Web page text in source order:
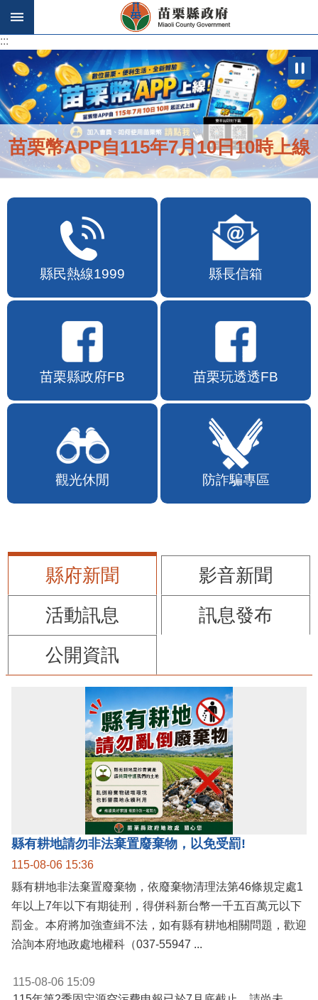
跳到主要內容區塊
:::
苗栗幣APP自115年7月10日10時上線
縣民熱線1999 縣長信箱
苗栗縣政府FB 苗栗玩透透FB
觀光休閒 防詐騙專區
縣府新聞
影音新聞
活動訊息
訊息發布
公開資訊
縣有耕地請勿非法棄置廢棄物，以免受罰!
115-08-06 15:36
縣有耕地非法棄置廢棄物，依廢棄物清理法第46條規定處1
年以上7年以下有期徒刑，得併科新台幣一千五百萬元以下
罰金。本府將加強查緝不法，如有縣有耕地相關問題，歡迎
洽詢本府地政處地權科（037-55947 ...
115-08-06 15:09